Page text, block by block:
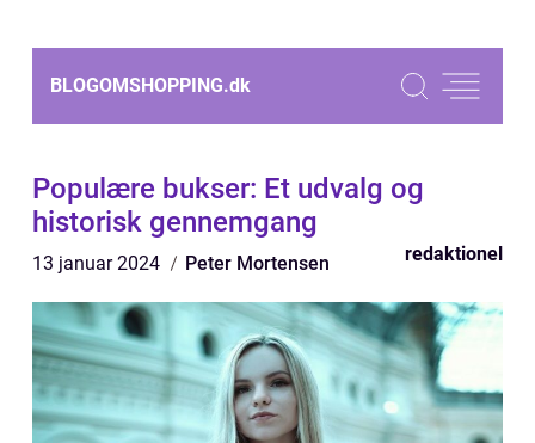
BLOGOMSHOPPING.dk
Populære bukser: Et udvalg og
historisk gennemgang
13 januar 2024 Peter Mortensen redaktionel